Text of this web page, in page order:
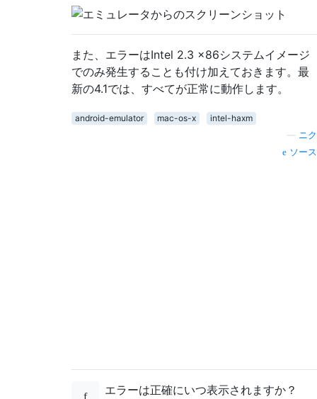
また、エラーはIntel 2.3 x86システムイメージ
でのみ発生することも付け加えておきます。最
新の4.1では、すべてが正常に動作します。
android-emulator mac-os-x
intel-haxm
ニク
ソース
エラーは正確にいつ表示されますか？